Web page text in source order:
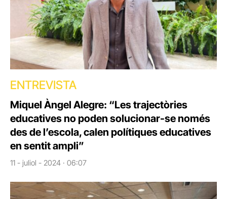
ENTREVISTA
Miquel Àngel Alegre: “Les trajectòries
educatives no poden solucionar-se només
des de l’escola, calen polítiques educatives
en sentit ampli”
11 - juliol - 2024 · 06:07